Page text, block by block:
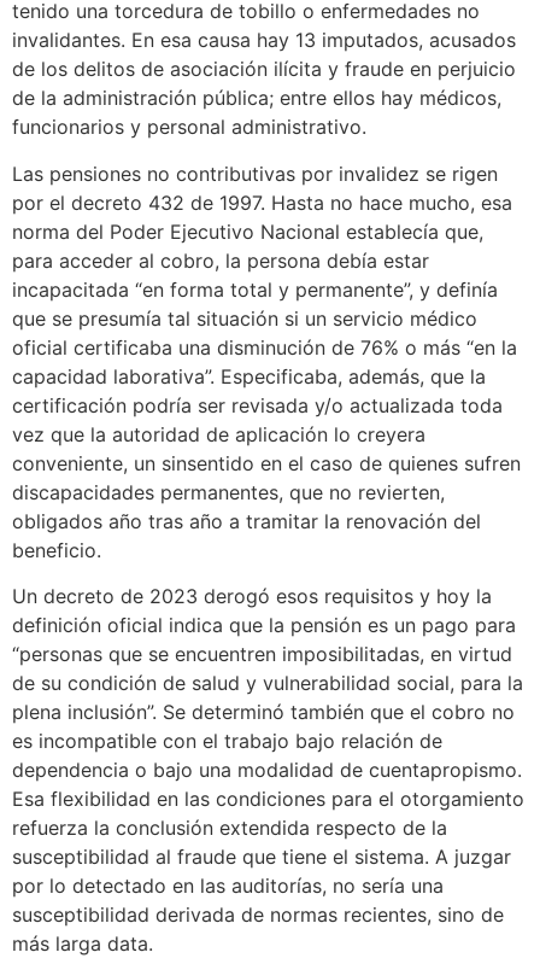
tenido una torcedura de tobillo o enfermedades no
invalidantes. En esa causa hay 13 imputados, acusados
de los delitos de asociación ilícita y fraude en perjuicio
de la administración pública; entre ellos hay médicos,
funcionarios y personal administrativo.
Las pensiones no contributivas por invalidez se rigen
por el decreto 432 de 1997. Hasta no hace mucho, esa
norma del Poder Ejecutivo Nacional establecía que,
para acceder al cobro, la persona debía estar
incapacitada “en forma total y permanente”, y definía
que se presumía tal situación si un servicio médico
oficial certificaba una disminución de 76% o más “en la
capacidad laborativa”. Especificaba, además, que la
certificación podría ser revisada y/o actualizada toda
vez que la autoridad de aplicación lo creyera
conveniente, un sinsentido en el caso de quienes sufren
discapacidades permanentes, que no revierten,
obligados año tras año a tramitar la renovación del
beneficio.
Un decreto de 2023 derogó esos requisitos y hoy la
definición oficial indica que la pensión es un pago para
“personas que se encuentren imposibilitadas, en virtud
de su condición de salud y vulnerabilidad social, para la
plena inclusión”. Se determinó también que el cobro no
es incompatible con el trabajo bajo relación de
dependencia o bajo una modalidad de cuentapropismo.
Esa flexibilidad en las condiciones para el otorgamiento
refuerza la conclusión extendida respecto de la
susceptibilidad al fraude que tiene el sistema. A juzgar
por lo detectado en las auditorías, no sería una
susceptibilidad derivada de normas recientes, sino de
más larga data.